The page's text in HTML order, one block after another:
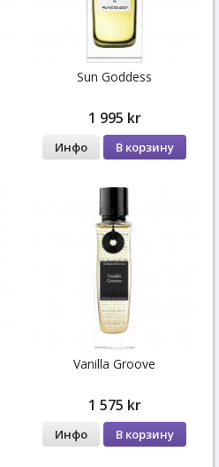
Sun Goddess
1 995 kr
Инфо В корзину
Vanilla Groove
1 575 kr
Инфо В корзину